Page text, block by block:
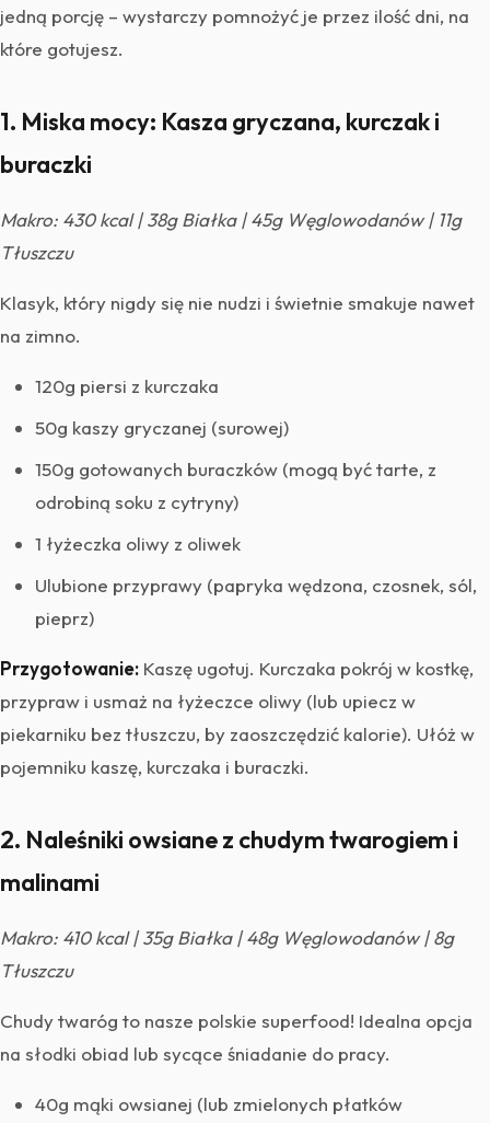
jedną porcję – wystarczy pomnożyć je przez ilość dni, na
które gotujesz.
1. Miska mocy: Kasza gryczana, kurczak i
buraczki
Makro: 430 kcal | 38g Białka | 45g Węglowodanów | 11g
Tłuszczu
Klasyk, który nigdy się nie nudzi i świetnie smakuje nawet
na zimno.
120g piersi z kurczaka
50g kaszy gryczanej (surowej)
150g gotowanych buraczków (mogą być tarte, z
odrobiną soku z cytryny)
1 łyżeczka oliwy z oliwek
Ulubione przyprawy (papryka wędzona, czosnek, sól,
pieprz)
Przygotowanie: Kaszę ugotuj. Kurczaka pokrój w kostkę,
przypraw i usmaż na łyżeczce oliwy (lub upiecz w
piekarniku bez tłuszczu, by zaoszczędzić kalorie). Ułóż w
pojemniku kaszę, kurczaka i buraczki.
2. Naleśniki owsiane z chudym twarogiem i
malinami
Makro: 410 kcal | 35g Białka | 48g Węglowodanów | 8g
Tłuszczu
Chudy twaróg to nasze polskie superfood! Idealna opcja
na słodki obiad lub sycące śniadanie do pracy.
40g mąki owsianej (lub zmielonych płatków